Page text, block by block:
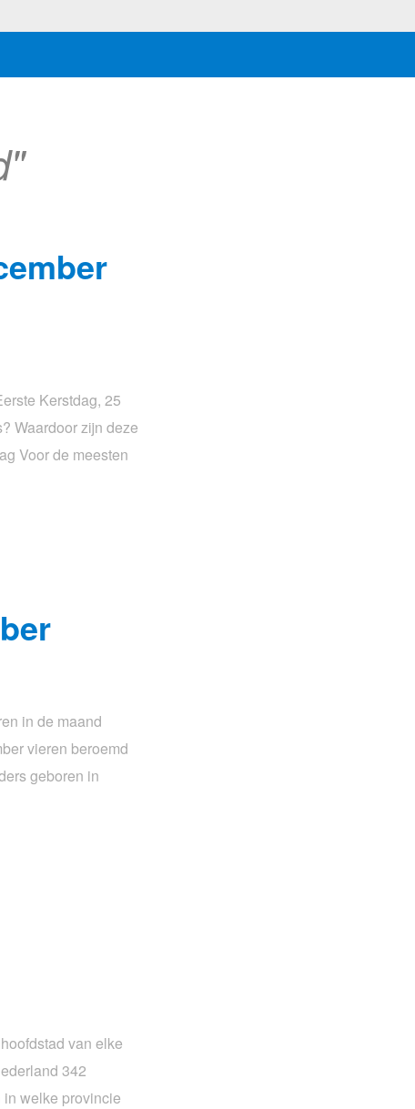
Kerstdag, 25
Waardoor zijn deze
Voor de meesten
in de maand
vieren beroemd
geboren in
van elke
342
welke provincie